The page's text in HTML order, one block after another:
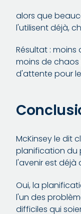
alors que
l'utilisent déjà,
Résultat :
moins de chaos
d'attente pour
McKinsey le dit
planification du
l'avenir est déjà
Oui, la
l'un des
difficiles qui